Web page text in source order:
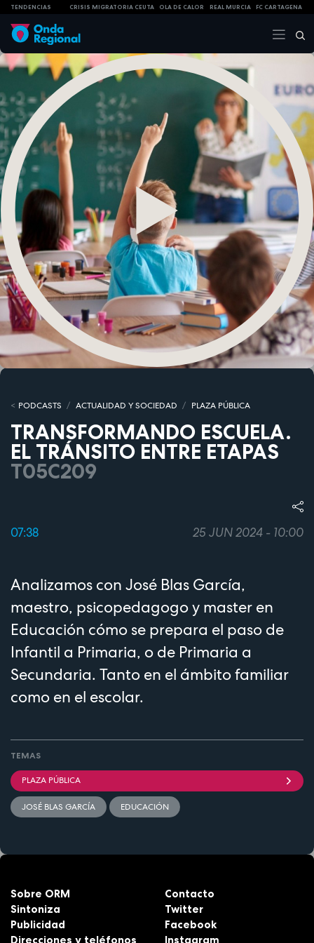
TENDENCIAS CRISIS MIGRATORIA CEUTA OLA DE CALOR REAL MURCIA FC CARTAGENA
PODCASTS ACTUALIDAD Y SOCIEDAD PLAZA PÚBLICA
TRANSFORMANDO ESCUELA.
EL TRÁNSITO ENTRE ETAPAS
T05C209
07:38 25 JUN 2024 - 10:00
Analizamos con José Blas García,
maestro, psicopedagogo y master en
Educación cómo se prepara el paso de
Infantil a Primaria, o de Primaria a
Secundaria. Tanto en el ámbito familiar
como en el escolar.
TEMAS
PLAZA PÚBLICA
JOSÉ BLAS GARCÍA EDUCACIÓN
Sobre ORM
Sintoniza
Publicidad
Direcciones y teléfonos
Contacto
Twitter
Facebook
Instagram